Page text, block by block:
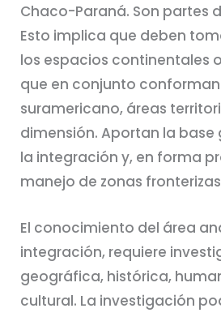
Chaco-Paraná. Son partes
Esto implica que deben
los espacios continentales
que en conjunto
suramericano, áreas
dimensión. Aportan la
la integración y, en forma
manejo de zonas
El conocimiento del área
integración, requiere
geográfica, histórica,
cultural. La investigación